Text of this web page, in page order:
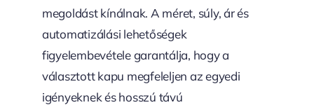
megoldást kínálnak. A méret, súly, ár és
automatizálási lehetőségek
figyelembevétele garantálja, hogy a
választott kapu megfeleljen az egyedi
igényeknek és hosszú távú